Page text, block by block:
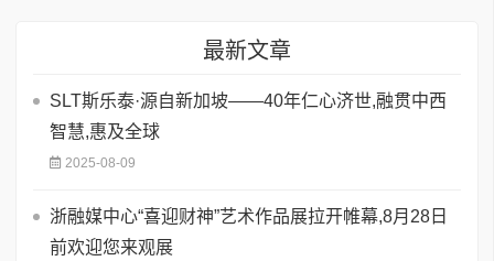
最新文章
SLT斯乐泰·源自新加坡——40年仁心济世,融贯中西
智慧,惠及全球
2025-08-09
浙融媒中心“喜迎财神”艺术作品展拉开帷幕,8月28日
前欢迎您来观展